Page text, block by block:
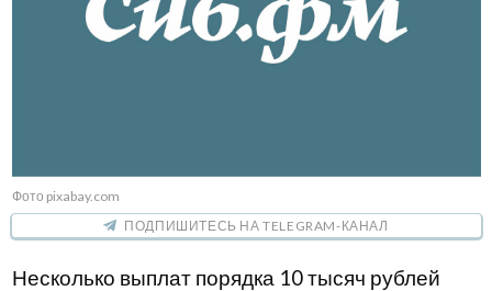
Фото pixabay.com
ПОДПИШИТЕСЬ НА TELEGRAM-КАНАЛ
Несколько выплат порядка 10 тысяч рублей